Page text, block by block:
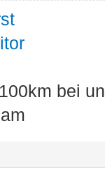
bei